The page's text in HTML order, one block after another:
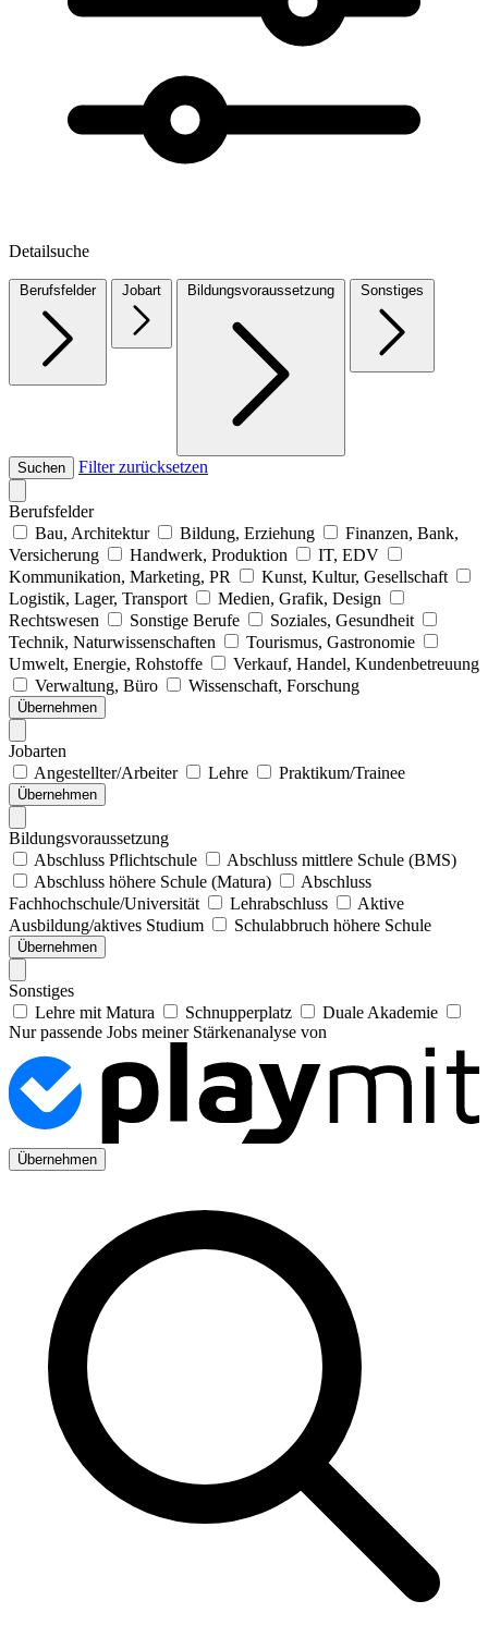
Detailsuche
Berufsfelder Jobart Bildungsvoraussetzung Sonstiges
Suchen Filter zurücksetzen
Berufsfelder
Bau, Architektur
Bildung, Erziehung
Finanzen, Bank,
Versicherung
Handwerk, Produktion
IT, EDV
Kommunikation, Marketing, PR
Kunst, Kultur, Gesellschaft
Logistik, Lager, Transport
Medien, Grafik, Design
Rechtswesen
Sonstige Berufe
Soziales, Gesundheit
Technik, Naturwissenschaften
Tourismus, Gastronomie
Umwelt, Energie, Rohstoffe
Verkauf, Handel, Kundenbetreuung
Verwaltung, Büro
Wissenschaft, Forschung
Übernehmen
Jobarten
Angestellter/Arbeiter
Lehre Praktikum/Trainee
Übernehmen
Bildungsvoraussetzung
Abschluss Pflichtschule
Abschluss mittlere Schule (BMS)
Abschluss höhere Schule (Matura)
Abschluss
Fachhochschule/Universität
Lehrabschluss
Aktive
Ausbildung/aktives Studium
Schulabbruch höhere Schule
Übernehmen
Sonstiges
Lehre mit Matura
Schnupperplatz
Duale Akademie
Nur passende Jobs meiner Stärkenanalyse von
Übernehmen